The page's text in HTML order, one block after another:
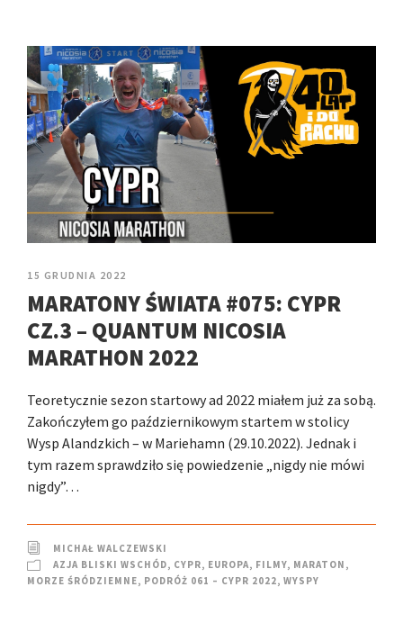
15 GRUDNIA 2022
MARATONY ŚWIATA #075: CYPR
CZ.3 – QUANTUM NICOSIA
MARATHON 2022
Teoretycznie sezon startowy ad 2022 miałem już za sobą.
Zakończyłem go październikowym startem w stolicy
Wysp Alandzkich – w Mariehamn (29.10.2022). Jednak i
tym razem sprawdziło się powiedzenie „nigdy nie mówi
nigdy”…
MICHAŁ WALCZEWSKI
AZJA BLISKI WSCHÓD, CYPR, EUROPA, FILMY, MARATON ,
MORZE ŚRÓDZIEMNE, PODRÓŻ 061 – CYPR 2022, WYSPY